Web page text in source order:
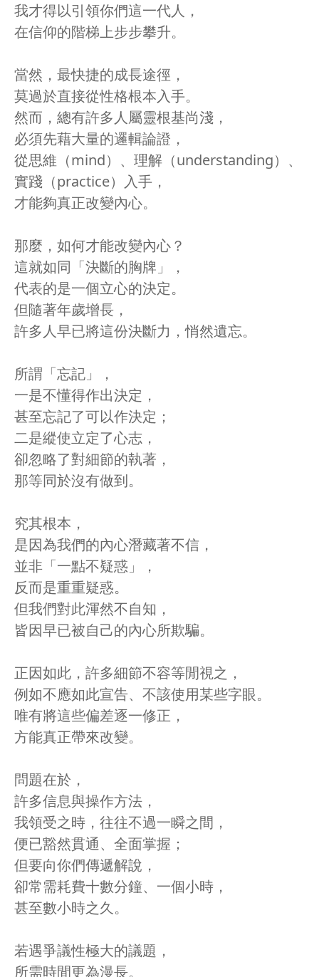
我才得以引領你們這一代人，
在信仰的階梯上步步攀升。
當然，最快捷的成長途徑，
莫過於直接從性格根本入手。
然而，總有許多人屬靈根基尚淺，
必須先藉大量的邏輯論證，
從思維（mind）、理解（understanding）、
實踐（practice）入手，
才能夠真正改變內心。
那麼，如何才能改變內心？
這就如同「決斷的胸牌」，
代表的是一個立心的決定。
但隨著年歲增長，
許多人早已將這份決斷力，悄然遺忘。
所謂「忘記」，
一是不懂得作出決定，
甚至忘記了可以作決定；
二是縱使立定了心志，
卻忽略了對細節的執著，
那等同於沒有做到。
究其根本，
是因為我們的內心潛藏著不信，
並非「一點不疑惑」，
反而是重重疑惑。
但我們對此渾然不自知，
皆因早已被自己的內心所欺騙。
正因如此，許多細節不容等閒視之，
例如不應如此宣告、不該使用某些字眼。
唯有將這些偏差逐一修正，
方能真正帶來改變。
問題在於，
許多信息與操作方法，
我領受之時，往往不過一瞬之間，
便已豁然貫通、全面掌握；
但要向你們傳遞解說，
卻常需耗費十數分鐘、一個小時，
甚至數小時之久。
若遇爭議性極大的議題，
所需時間更為漫長。